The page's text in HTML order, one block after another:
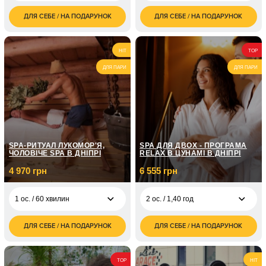
1 700
грн
4 ос. / 2 години
3 400
грн
ДЛЯ СЕБЕ / НА ПОДАРУНОК
1 700
грн
3 400
грн
ДЛЯ СЕБЕ / НА ПОДАРУНОК
HIT
ДЛЯ ПАРИ
SPA-РИТУАЛ ЛУКОМОР'Я,
ЧОЛОВІЧЕ SPA В ДНІПРІ
4 970 грн
1 ос. / 60 хвилин
4 970
грн
ДЛЯ СЕБЕ / НА ПОДАРУНОК
TOP
ДЛЯ ПАРИ
SPA ДЛЯ ДВОХ - ПРОГРАМА
RELAX В ЦУНАМІ В ДНІПРІ
6 555 грн
2 ос. / 1,40 год
6 555
грн
ДЛЯ СЕБЕ / НА ПОДАРУНОК
TOP HIT